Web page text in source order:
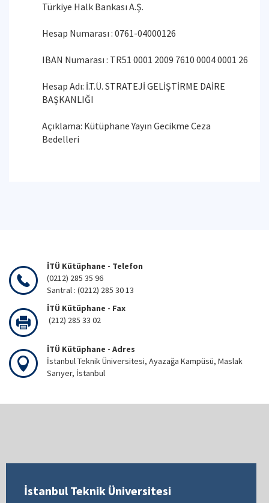
Türkiye Halk Bankası A.Ş.
Hesap Numarası : 0761-04000126
IBAN Numarası : TR51 0001 2009 7610 0004 0001 26
Hesap Adı: İ.T.Ü. STRATEJİ GELİŞTİRME DAİRE
BAŞKANLIĞI
Açıklama: Kütüphane Yayın Gecikme Ceza
Bedelleri
İTÜ Kütüphane - Telefon
(0212) 285 35 96
Santral : (0212) 285 30 13
İTÜ Kütüphane - Fax
(212) 285 33 02
İTÜ Kütüphane - Adres
İstanbul Teknik Üniversitesi, Ayazağa Kampüsü, Maslak
Sarıyer, İstanbul
İstanbul Teknik Üniversitesi